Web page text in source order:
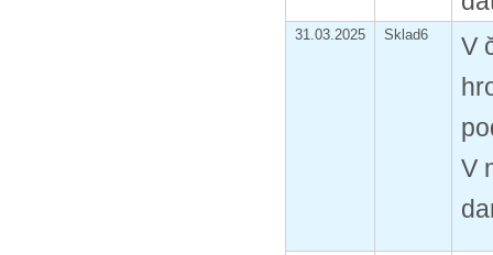
31.03.2025 Sklad6
V
V